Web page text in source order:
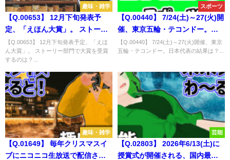
趣味・雑学
【Q.00653】 12月下旬発表予
定、「えほん大賞」。 ストーリ
ー部門で大賞を受賞するのは？
【Q.00653】 12月下旬発表予定、「えほ
ん大賞」。 ストーリー部門で大賞を受賞
するのは？...
スポーツ
【Q.00440】 7/24(土)～27(火)開
催、東京五輪・テコンドー。日
本代表の結果は？
【Q.00440】 7/24(土)～27(火)開催、東京
五輪・テコンドー。日本代表の結果は？...
趣味・雑学
【Q.01649】 毎年クリスマスイ
ブにニコニコ生放送で配信され
芸能
【Q.02803】 2026年6/13(土)に
授賞式が開催される、国内最大